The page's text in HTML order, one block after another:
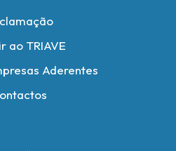
ao TRIAVE
Aderentes